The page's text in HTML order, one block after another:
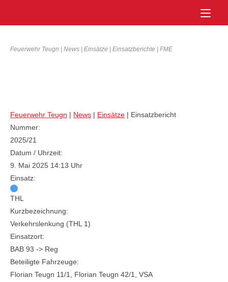
Alarmierungsart:FME
Feuerwehr Teugn | News | Einsätze | Einsatzberichte | FME
Feuerwehr Teugn | News | Einsätze | Einsatzbericht
Nummer:
2025/21
Datum / Uhrzeit:
9. Mai 2025 14:13 Uhr
Einsatz:
THL
Kurzbezeichnung:
Verkehrslenkung (THL 1)
Einsatzort:
BAB 93 -> Reg
Beteiligte Fahrzeuge:
Florian Teugn 11/1, Florian Teugn 42/1, VSA